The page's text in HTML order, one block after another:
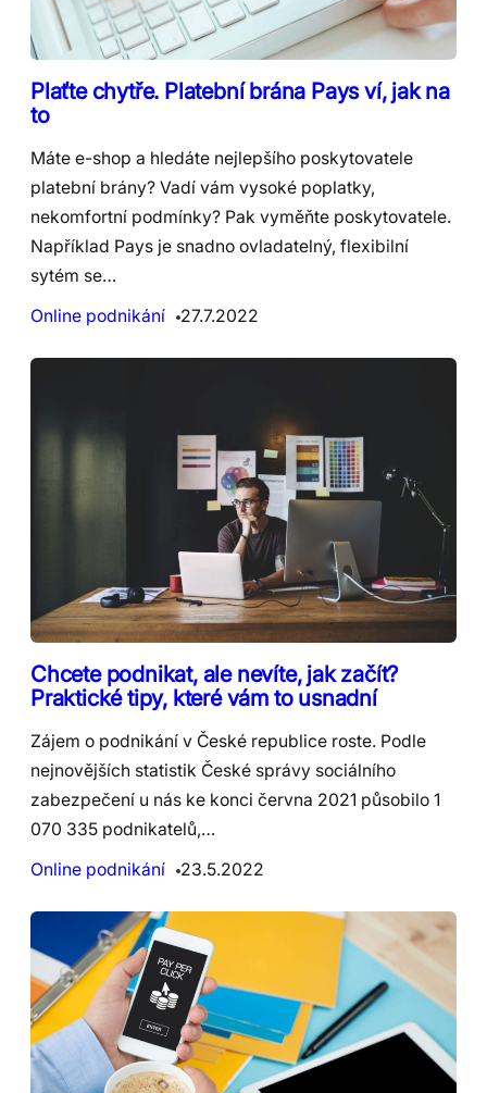
Plaťte chytře. Platební brána Pays ví, jak na
to
Máte e-shop a hledáte nejlepšího poskytovatele
platební brány? Vadí vám vysoké poplatky,
nekomfortní podmínky? Pak vyměňte poskytovatele.
Například Pays je snadno ovladatelný, flexibilní
sytém se…
Online podnikání
27.7.2022
Chcete podnikat, ale nevíte, jak začít?
Praktické tipy, které vám to usnadní
Zájem o podnikání v České republice roste. Podle
nejnovějších statistik České správy sociálního
zabezpečení u nás ke konci června 2021 působilo 1
070 335 podnikatelů,…
Online podnikání
23.5.2022